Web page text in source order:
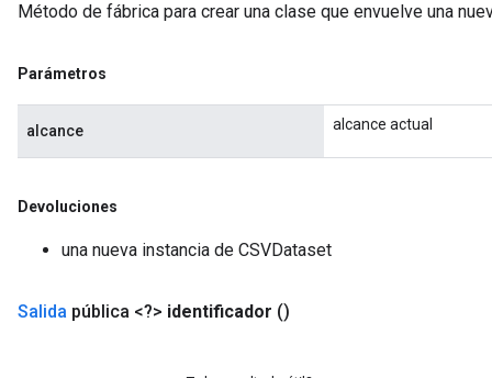
Método de fábrica para crear una clase que envuelve una
Parámetros
alcance alcance actual
Devoluciones
una nueva instancia de CSVDataset
Salida pública <?> identificador ()